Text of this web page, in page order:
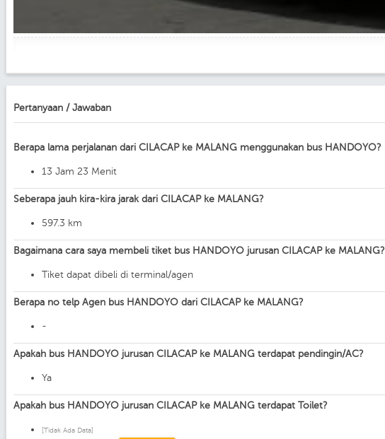
Pertanyaan / Jawaban
Berapa lama perjalanan dari CILACAP ke MALANG menggunakan bus HANDOYO?
13 Jam 23 Menit
Seberapa jauh kira-kira jarak dari CILACAP ke MALANG?
597.3 km
Bagaimana cara saya membeli tiket bus HANDOYO jurusan CILACAP ke MALANG?
Tiket dapat dibeli di terminal/agen
Berapa no telp Agen bus HANDOYO dari CILACAP ke MALANG?
-
Apakah bus HANDOYO jurusan CILACAP ke MALANG terdapat pendingin/AC?
Ya
Apakah bus HANDOYO jurusan CILACAP ke MALANG terdapat Toilet?
[Tidak Ada Data]